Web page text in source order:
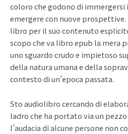
coloro che godono di
emergere con nuove
libro per il suo contenuto
scopo che va libro epub la mera
uno sguardo crudo e impietoso
della natura umana e della
contesto di un’epoca passata.
Sto audiolibro cercando di
ladro che ha portato via un
l’audacia di alcune persone non